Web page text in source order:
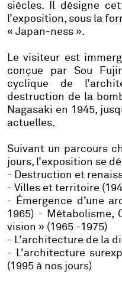
siècles. Il désigne
l’exposition, sous la
« Japan-ness ».
Le visiteur est
conçue par Sou
cyclique de
destruction de la
Nagasaki en 1945,
actuelles.
Suivant un parcours
jours, l’exposition se
- Destruction et
- Villes et territoire
- Émergence d’une
1965) - Métabolisme,
vision » (1965 -1975)
- L’architecture de la
- L’architecture
(1995 à nos jours)